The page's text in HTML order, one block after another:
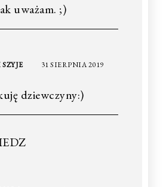
uważam. ;)
31 SIERPNIA 2019
dziewczyny:)